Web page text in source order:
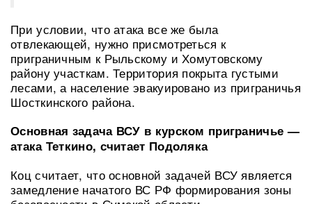
При условии, что атака все же была
отвлекающей, нужно присмотреться к
приграничным к Рыльскому и Хомутовскому
району участкам. Территория покрыта густыми
лесами, а население эвакуировано из приграничья
Шосткинского района.
Основная задача ВСУ в курском приграничье —
атака Теткино, считает Подоляка
Коц считает, что основной задачей ВСУ является
замедление начатого ВС РФ формирования зоны